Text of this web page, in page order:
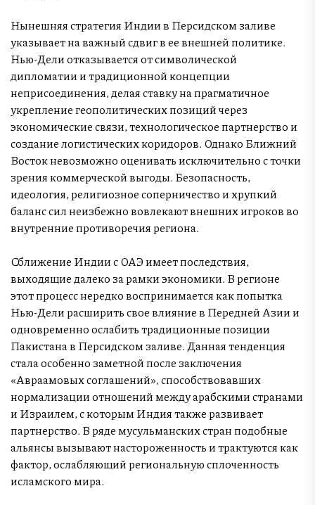
Нынешняя стратегия Индии в Персидском заливе
указывает на важный сдвиг в ее внешней политике.
Нью-Дели отказывается от символической
дипломатии и традиционной концепции
неприсоединения, делая ставку на прагматичное
укрепление геополитических позиций через
экономические связи, технологическое партнерство и
создание логистических коридоров. Однако Ближний
Восток невозможно оценивать исключительно с точки
зрения коммерческой выгоды. Безопасность,
идеология, религиозное соперничество и хрупкий
баланс сил неизбежно вовлекают внешних игроков во
внутренние противоречия региона.
Сближение Индии с ОАЭ имеет последствия,
выходящие далеко за рамки экономики. В регионе
этот процесс нередко воспринимается как попытка
Нью-Дели расширить свое влияние в Передней Азии и
одновременно ослабить традиционные позиции
Пакистана в Персидском заливе. Данная тенденция
стала особенно заметной после заключения
«Авраамовых соглашений», способствовавших
нормализации отношений между арабскими странами
и Израилем, с которым Индия также развивает
партнерство. В ряде мусульманских стран подобные
альянсы вызывают настороженность и трактуются как
фактор, ослабляющий региональную сплоченность
исламского мира.